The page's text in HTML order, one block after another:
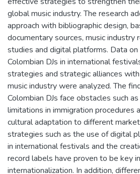
global music industry. The research
approach with bibliographic design,
documentary sources, music industry
studies and digital platforms. Data
Colombian DJs in international
strategies and strategic alliances
music industry were analyzed. The
Colombian DJs face obstacles such
limitations in immigration procedures
cultural adaptation to different
strategies such as the use of digital
in international festivals and the
record labels have proven to be key
internationalization. In addition,